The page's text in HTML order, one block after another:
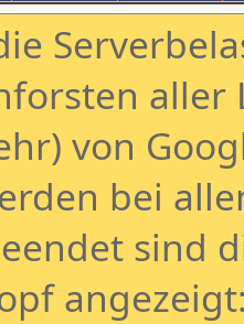
aller
von
bei
sind